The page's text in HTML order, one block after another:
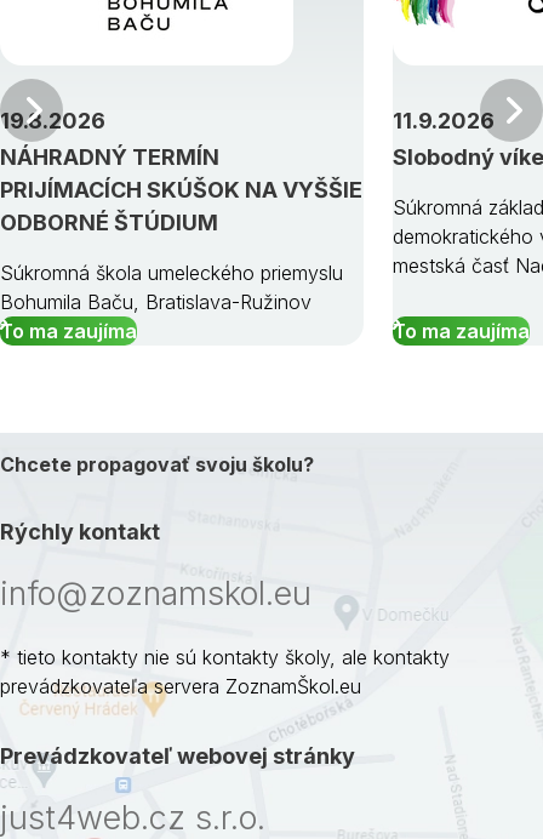
NÁHRADNÝ TERMÍN
PRIJÍMACÍCH SKÚŠOK NA VYŠŠIE
ODBORNÉ ŠTÚDIUM
19.8.2026
Súkromná škola umeleckého priemyslu
Bohumila Baču, Bratislava-Ružinov
To ma zaujíma
Slobodný
11.9.2026
Súkromná
demokratického
mestská časť
To ma zaujíma
Predchádzajúci
Chcete propagovať svoju školu?
Rýchly kontakt
info@zoznamskol.eu
* tieto kontakty nie sú kontakty školy, ale kontakty
prevádzkovateľa servera ZoznamŠkol.eu
Prevádzkovateľ webovej stránky
just4web.cz s.r.o.